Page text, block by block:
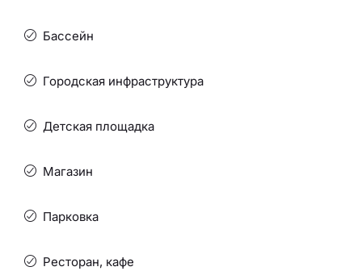
Бассейн
Городская инфраструктура
Детская площадка
Магазин
Парковка
Ресторан, кафе